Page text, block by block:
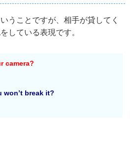
うことですが、相手が貸してく
している表現です。
camera?
won’t break it?